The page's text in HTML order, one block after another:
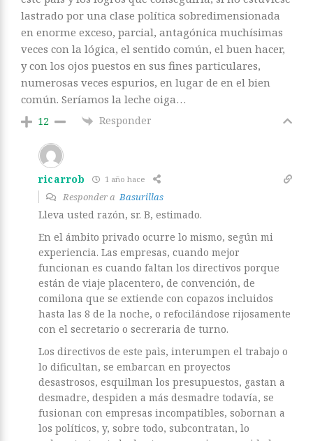
lastrado por una clase política sobredimensionada
en enorme exceso, parcial, antagónica muchísimas
veces con la lógica, el sentido común, el buen hacer,
y con los ojos puestos en sus fines particulares,
numerosas veces espurios, en lugar de en el bien
común. Seríamos la leche oiga…
12 Responder
ricarrob 1 año hace
Responder aBasurillas
Lleva usted razón, sr. B, estimado.
En el ámbito privado ocurre lo mismo, según mi
experiencia. Las empresas, cuando mejor
funcionan es cuando faltan los directivos porque
están de viaje placentero, de convención, de
comilona que se extiende con copazos incluidos
hasta las 8 de la noche, o refocilándose rijosamente
con el secretario o secreraria de turno.
Los directivos de este paìs, interumpen el trabajo o
lo dificultan, se embarcan en proyectos
desastrosos, esquilman los presupuestos, gastan a
desmadre, despiden a más desmadre todavía, se
fusionan con empresas incompatibles, sobornan a
los políticos, y, sobre todo, subcontratan, lo